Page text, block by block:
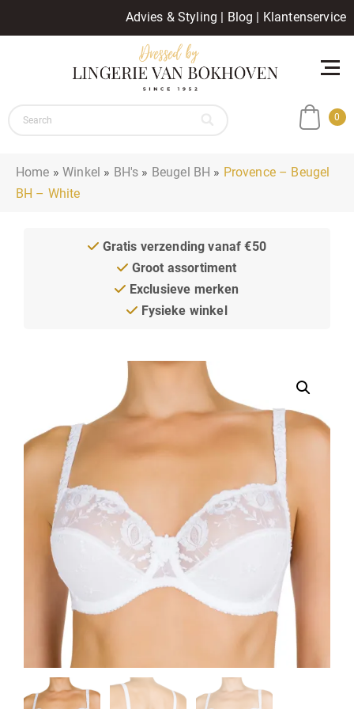
Advies & Styling | Blog | Klantenservice
0
Home »Winkel » BH's » Beugel BH » Provence – Beugel
BH – White
Gratis verzending vanaf €50
Groot assortiment
Exclusieve merken
Fysieke winkel